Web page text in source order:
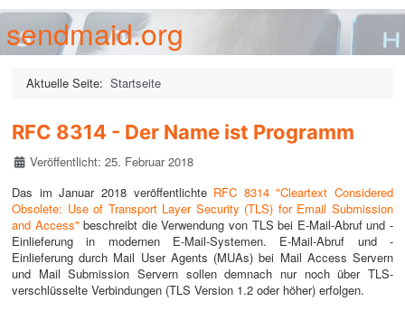
sendmaid.org
Aktuelle Seite: Startseite
RFC 8314 - Der Name ist Programm
DetailsVeröffentlicht: 25. Februar 2018
Das im Januar 2018 veröffentlichte RFC 8314 "Cleartext Considered
Obsolete: Use of Transport Layer Security (TLS) for Email Submission
and Access" beschreibt die Verwendung von TLS bei E-Mail-Abruf und -
Einlieferung in modernen E-Mail-Systemen. E-Mail-Abruf und -
Einlieferung durch Mail User Agents (MUAs) bei Mail Access Servern
und Mail Submission Servern sollen demnach nur noch über TLS-
verschlüsselte Verbindungen (TLS Version 1.2 oder höher) erfolgen.